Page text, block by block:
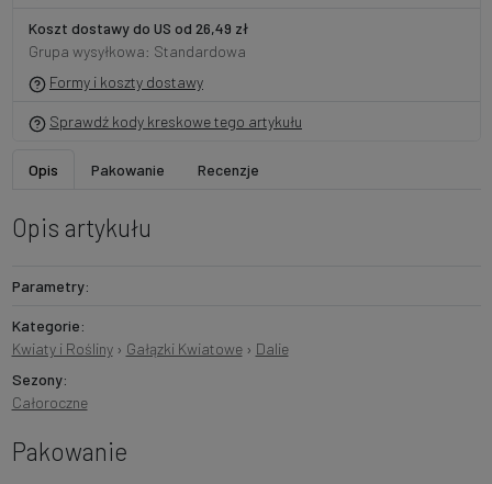
Koszt dostawy do US od 26,49 zł
Grupa wysyłkowa: Standardowa
Formy i koszty dostawy
Sprawdź kody kreskowe tego artykułu
Opis Pakowanie Recenzje
Opis artykułu
Parametry:
Kategorie:
Kwiaty i Rośliny› Gałązki Kwiatowe› Dalie
Sezony:
Całoroczne
Pakowanie